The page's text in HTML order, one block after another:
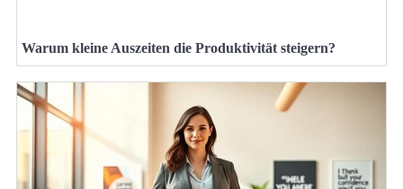
Warum kleine Auszeiten die Produktivität steigern?